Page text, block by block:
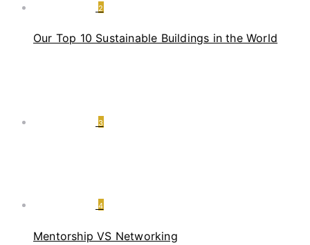
2
Our Top 10 Sustainable Buildings in the World
3
4
Mentorship VS Networking